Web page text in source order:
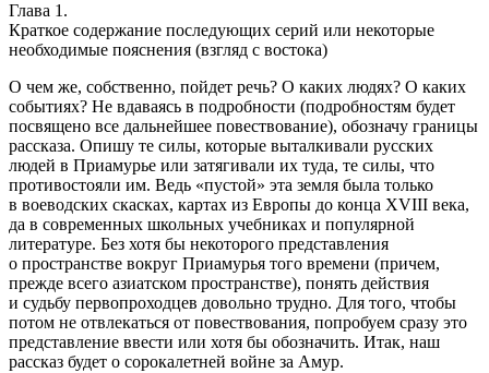
Глава 1.
Краткое содержание последующих серий или некоторые
необходимые пояснения (взгляд с востока)
О чем же, собственно, пойдет речь? О каких людях? О каких
событиях? Не вдаваясь в подробности (подробностям будет
посвящено все дальнейшее повествование), обозначу границы
рассказа. Опишу те силы, которые выталкивали русских
людей в Приамурье или затягивали их туда, те силы, что
противостояли им. Ведь «пустой» эта земля была только
в воеводских скасках, картах из Европы до конца XVIII века,
да в современных школьных учебниках и популярной
литературе. Без хотя бы некоторого представления
о пространстве вокруг Приамурья того времени (причем,
прежде всего азиатском пространстве), понять действия
и судьбу первопроходцев довольно трудно. Для того, чтобы
потом не отвлекаться от повествования, попробуем сразу это
представление ввести или хотя бы обозначить. Итак, наш
рассказ будет о сорокалетней войне за Амур.